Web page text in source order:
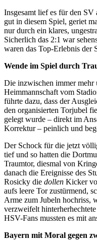
Insgesamt lief es für den
gut in diesem Spiel, geriet
nur durch ein klares,
Sicherlich das 2:1 war
waren das Top-Erlebnis der
Wende im Spiel durch
Die inzwischen immer mehr
Heimmannschaft vom
führte dazu, dass der
den organisierten Torjubel
gelegt wurde – direkt im
Korrektur – peinlich und
Der Schock für die jetzt
tief und so hatten die
Traumtor, diesmal von
danach die Ereignisse des
Rosicky die dollen Kicker
aufs leere Tor zustürmend,
Arme zum Jubeln hochriss,
verzweifelt
HSV-Fans mussten es mit
Bayern mit Moral gegen